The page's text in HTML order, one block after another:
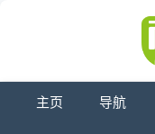
主页 导航